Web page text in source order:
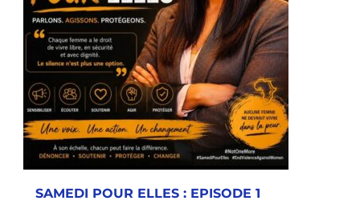
SAMEDI POUR ELLES : EPISODE 1